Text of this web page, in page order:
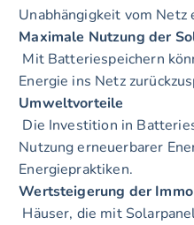
Unabhängigkeit vom
Maximale Nutzung der
Energie ins Netz
Umweltvorteile
Nutzung erneuerbarer
Energiepraktiken.
Wertsteigerung der